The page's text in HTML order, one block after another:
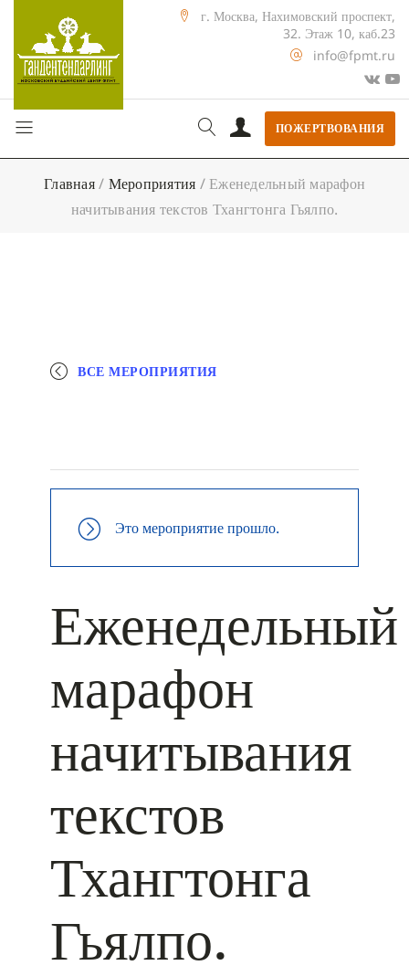
г. Москва, Нахимовский проспект,
32. Этаж 10, каб.23
info@fpmt.ru
ПОЖЕРТВОВАНИЯ
Главная/ Мероприятия / Еженедельный марафон
начитывания текстов Тхангтонга Гьялпо.
ВСЕ МЕРОПРИЯТИЯ
Это мероприятие прошло.
Еженедельный
марафон
начитывания
текстов
Тхангтонга
Гьялпо.